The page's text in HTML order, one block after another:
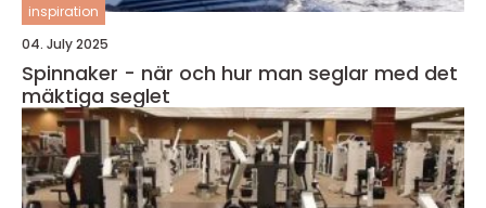
inspiration
04. July 2025
Spinnaker - när och hur man seglar med det
mäktiga seglet